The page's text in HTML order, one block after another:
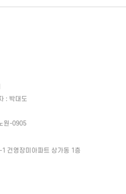
: 박대도
원-0905
건영장미아파트 상가동 1층